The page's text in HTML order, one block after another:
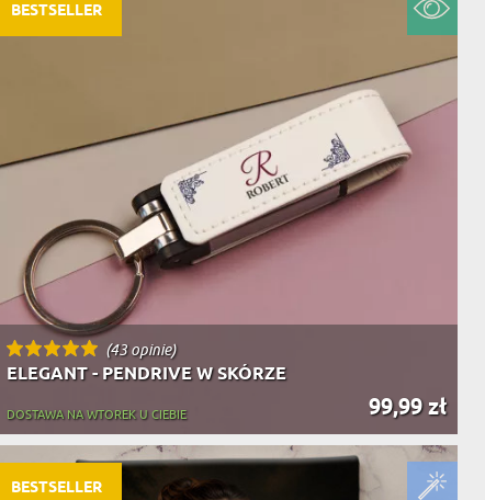
(43 opinie)
ELEGANT - PENDRIVE W SKÓRZE
99,99 zł
DOSTAWA NA WTOREK U CIEBIE
BESTSELLER
BESTSELLER